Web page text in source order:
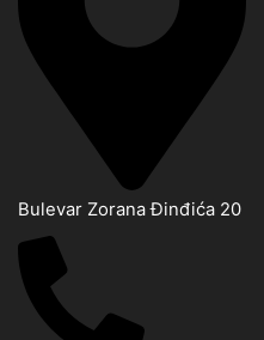
Bulevar Zorana Đinđića 20